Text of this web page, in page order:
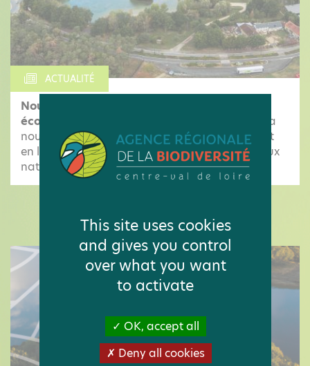
ACTUALITÉ
Nouvelle infographie : biodiversité et
économie en Centre-Val de Loire
Découvrez la
nouvelle infographie de l'Observatoire mettant
en lumière les pressions qui menacent les milieux
naturels et les espèces locales, ainsi...
LES ACTUALITÉS DE L'OBSERVATOIRE
This site uses cookies
and gives you control
over what you want
to activate
OK, accept all
Deny all cookies